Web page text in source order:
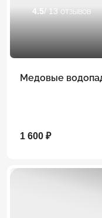
4.5/ 13 отзывов
Медовые
1 600 ₽